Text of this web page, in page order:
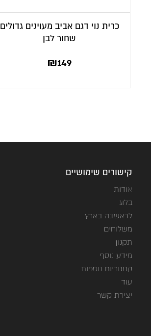
כרית נוי דגם אביב מעוינים גדולים
שחור לבן
₪149
קישורים שימושיים
אודות
בלוג
לראשונה בארץ
משלוחים
תקנון
מידע נוסף
קטגוריות נוספות
עוד
יצירת קשר